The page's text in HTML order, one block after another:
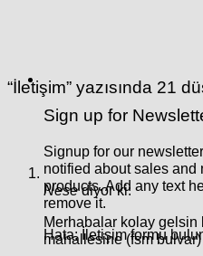
Sign up for
Signup for our
notified about sales and
products. Add any text
remove it.
Hata:İletişim formu
“İletişim” yazısında 21
Nese diyor ki:
Merhabalar kolay
mahallesine (fsm